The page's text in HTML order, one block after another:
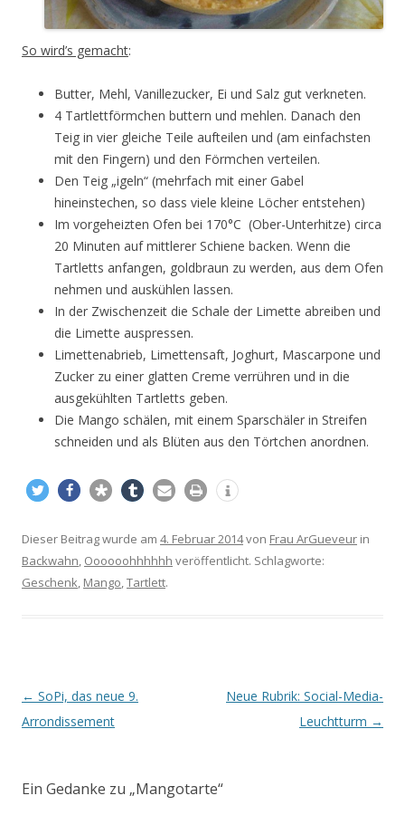
So wird’s gemacht:
Butter, Mehl, Vanillezucker, Ei und Salz gut verkneten.
4 Tartlettförmchen buttern und mehlen. Danach den
Teig in vier gleiche Teile aufteilen und (am einfachsten
mit den Fingern) und den Förmchen verteilen.
Den Teig „igeln“ (mehrfach mit einer Gabel
hineinstechen, so dass viele kleine Löcher entstehen)
Im vorgeheizten Ofen bei 170°C (Ober-Unterhitze) circa
20 Minuten auf mittlerer Schiene backen. Wenn die
Tartletts anfangen, goldbraun zu werden, aus dem Ofen
nehmen und auskühlen lassen.
In der Zwischenzeit die Schale der Limette abreiben und
die Limette auspressen.
Limettenabrieb, Limettensaft, Joghurt, Mascarpone und
Zucker zu einer glatten Creme verrühren und in die
ausgekühlten Tartletts geben.
Die Mango schälen, mit einem Sparschäler in Streifen
schneiden und als Blüten aus den Törtchen anordnen.
Dieser Beitrag wurde am 4. Februar 2014von Frau ArGueveur in
Backwahn, Oooooohhhhhh veröffentlicht. Schlagworte:
Geschenk, Mango,Tartlett.
Beitrags-
Navigation
← SoPi, das neue 9.
Arrondissement
Neue Rubrik: Social-Media-
Leuchtturm →
Ein Gedanke zu „Mangotarte“